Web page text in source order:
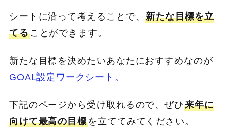
シートに沿って考えることで、新たな目標を立
てることができます。
新たな目標を決めたいあなたにおすすめなのが
GOAL設定ワークシート。
下記のページから受け取れるので、ぜひ来年に
向けて最高の目標を立ててみてください。